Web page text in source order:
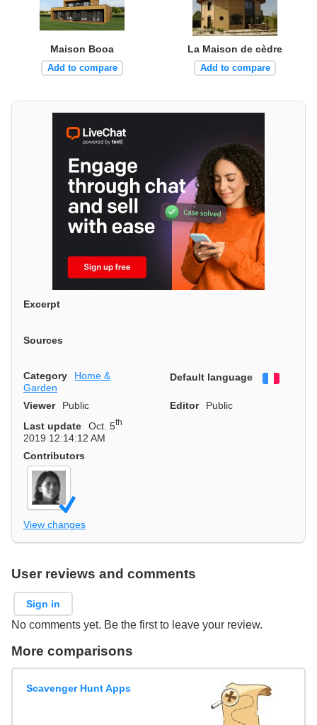
Maison Booa
Add to compare
La Maison de cèdre
Add to compare
Excerpt
Sources
Category
Home &
Garden
Default language
Viewer Public Editor
Public
Last update
Oct. 5th
2019 12:14:12 AM
Contributors
View changes
User reviews and comments
Sign in
No comments yet. Be the first to leave your review.
More comparisons
Scavenger Hunt Apps